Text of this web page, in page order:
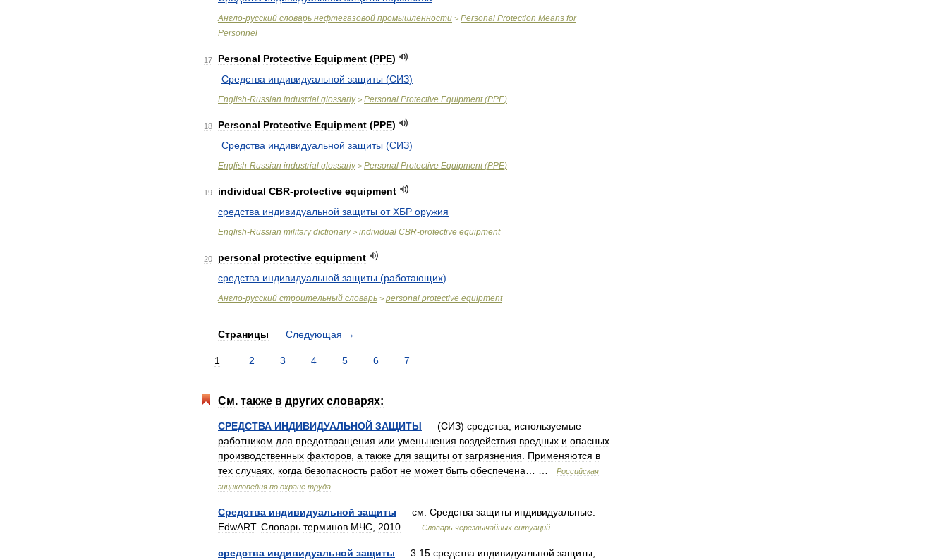
Англо-русский словарь нефтегазовой промышленности > Personal Protection Means for
Personnel
17 Personal Protective Equipment (PPE)
Средства индивидуальной защиты (СИЗ)
English-Russian industrial glossariy> Personal Protective Equipment(PPE)
18 Personal Protective Equipment (PPE)
Средства индивидуальной защиты (СИЗ)
English-Russian industrial glossariy> Personal Protective Equipment(PPE)
19 individual CBR-protective equipment
средства индивидуальной защиты от ХБР оружия
English-Russian military dictionary> individual CBR-protective equipment
20 personal protective equipment
средства индивидуальной защиты (работающих)
Англо-русский строительный словарь > personal protective equipment
Страницы Следующая →
1 2 3 4 5 6 7
См. также в других словарях:
СРЕДСТВА ИНДИВИДУАЛЬНОЙ ЗАЩИТЫ — (СИЗ) средства
используемые
работником для предотвращения или уменьшения воздействия вредных и опасных
производственных факторов а также для защиты от загрязнения Применяются в
тех случаях когда безопасность работ не может быть обеспечена
Российская
энциклопедия по охране труда
Средства индивидуальной защиты — см Средства защиты индивидуальные
EdwART. Словарь терминов МЧС 2010 Словарь черезвычайных ситуаций
средства индивидуальной защиты — 3 15 средства индивидуальной защиты;